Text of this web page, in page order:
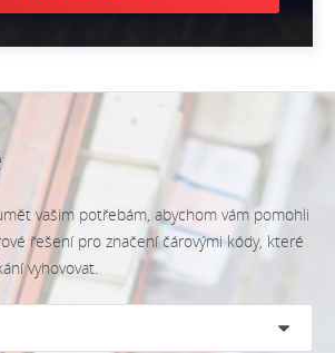
vašim potřebám, abychom vám pomohli
řešení pro značení čárovými kódy, které
vyhovovat.